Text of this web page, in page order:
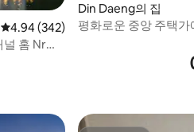
평점 4.94점(5점 만점), 후기 342개
4.94 (342)
널 홈 Nr
Din Daeng의 집
평화로운 중앙 주택가